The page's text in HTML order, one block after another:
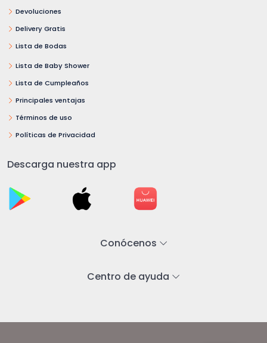
Devoluciones
Delivery Gratis
Lista de Bodas
Lista de Baby Shower
Lista de Cumpleaños
Principales ventajas
Términos de uso
Políticas de Privacidad
Descarga nuestra app
Conócenos
Centro de ayuda